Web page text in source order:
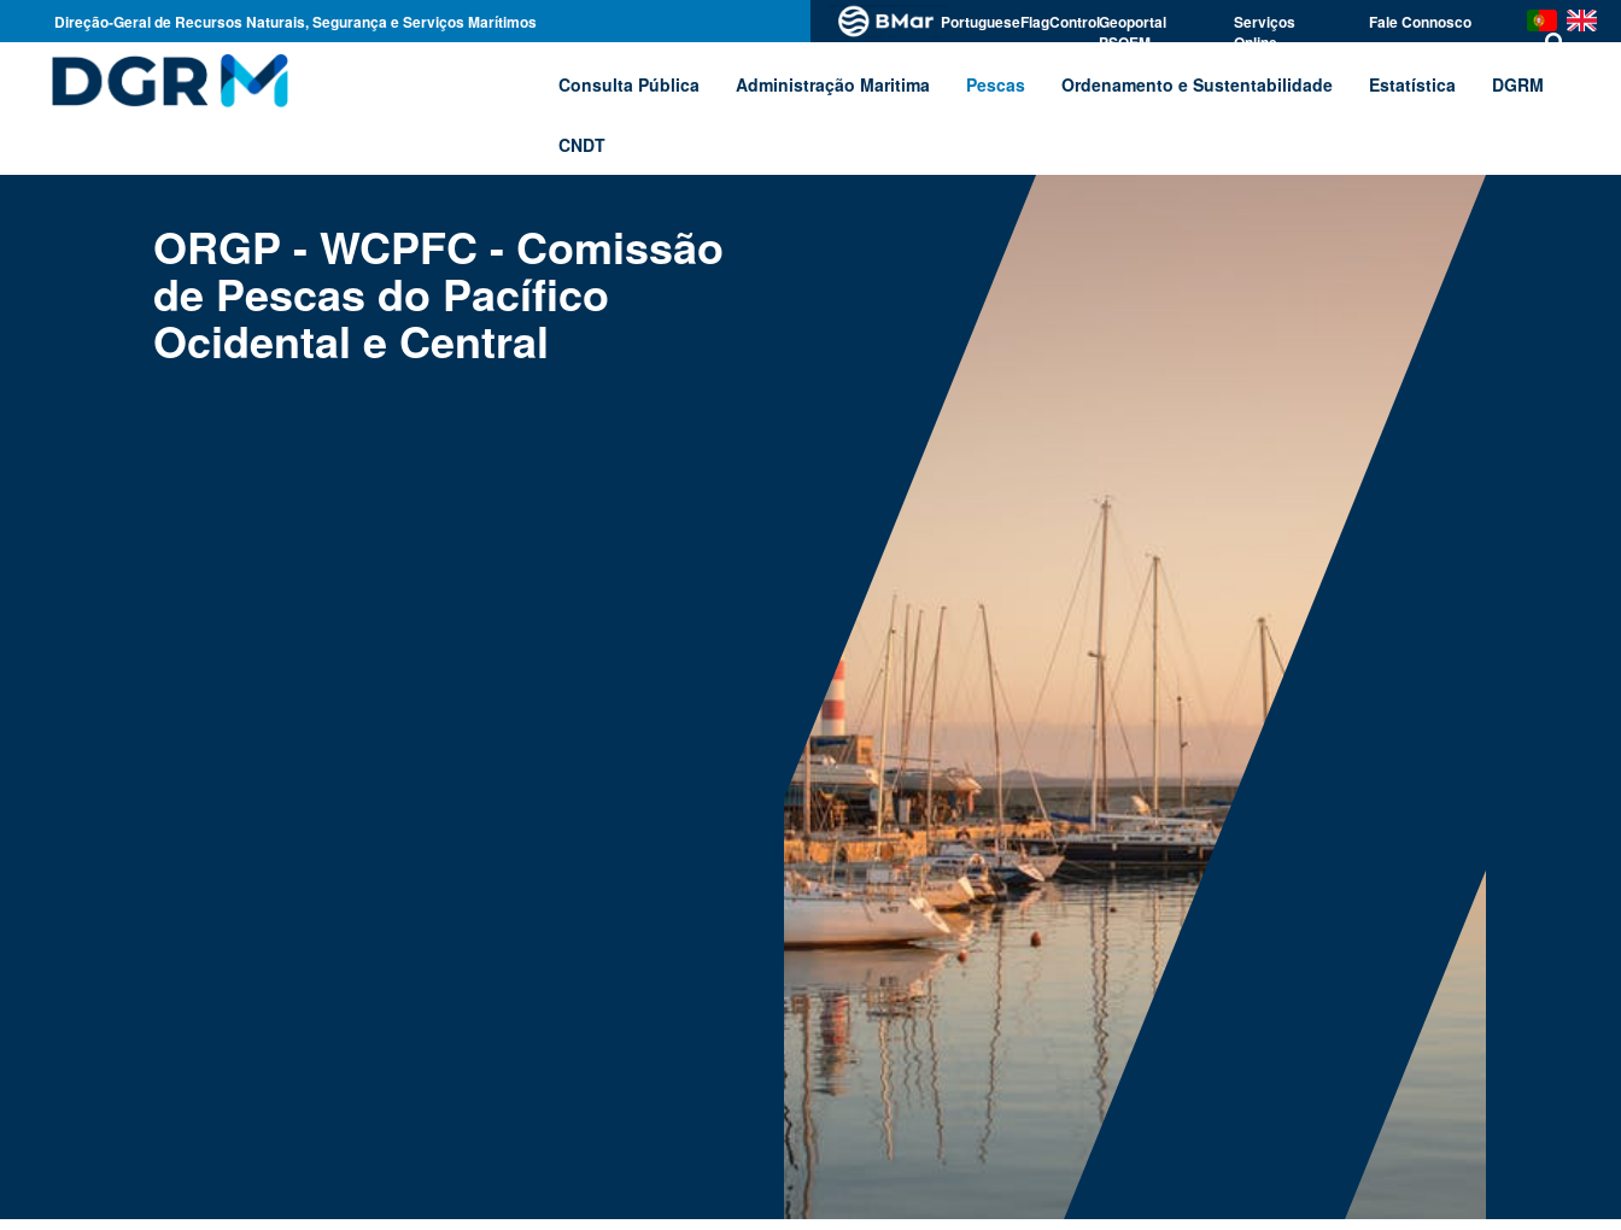
Direção-Geral de Recursos Naturais, Segurança e Serviços Marítimos PortugueseFlagControlGeoportal
PSOEM
Serviços
Online
Fale Connosco
Consulta Pública Administração Maritima Pescas Ordenamento e Sustentabilidade Estatística DGRM
CNDT
ORGP - WCPFC - Comissão
de Pescas do Pacífico
Ocidental e Central